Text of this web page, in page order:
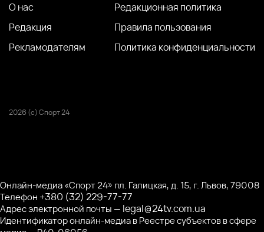
О нас
Редакция
Рекламодателям
Редакционная политика
Правила пользования
Политика конфиденциальности
2026 (с) Спорт 24
Онлайн-медиа «Спорт 24» пл. Галицкая, д. 15, г. Львов, 79008
Телефон +380 (32) 229-77-77
Адрес электронной почты — legal@24tv.com.ua
Идентификатор онлайн-медиа в Реестре субъектов в сфере